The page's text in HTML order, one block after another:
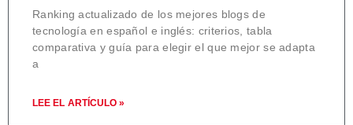
Ranking actualizado de los mejores blogs de
tecnología en español e inglés: criterios, tabla
comparativa y guía para elegir el que mejor se adapta
a
LEE EL ARTÍCULO »